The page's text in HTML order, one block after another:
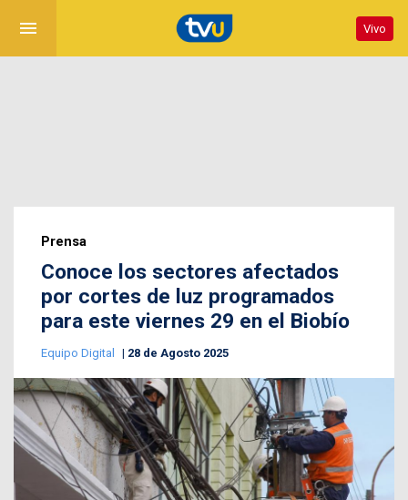
menu Vivo
Prensa
Conoce los sectores afectados
por cortes de luz programados
para este viernes 29 en el Biobío
Equipo Digital 28 de Agosto 2025